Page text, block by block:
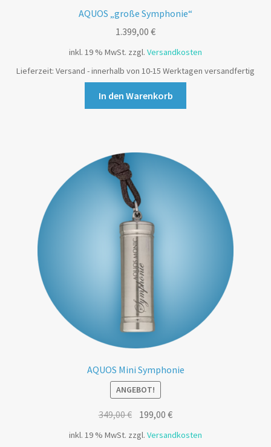
AQUOS „große Symphonie“
1.399,00 €
inkl. 19 % MwSt. zzgl. Versandkosten
Lieferzeit: Versand - innerhalb von 10-15 Werktagen versandfertig
In den Warenkorb
AQUOS Mini Symphonie
ANGEBOT!
349,00€ 199,00€
inkl. 19 % MwSt. zzgl. Versandkosten